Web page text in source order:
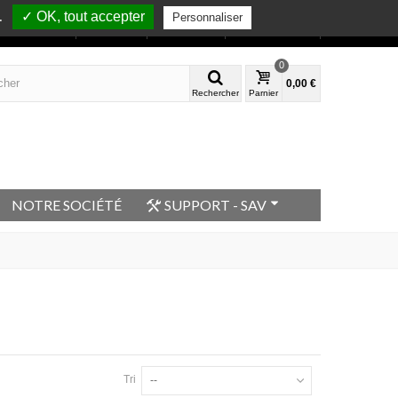
Contactez-nous
Bienvenue Mon compte
Rechercher Parnier
0
0,00 €
NOTRE SOCIÉTÉ SUPPORT - SAV
Tri --
✓ OK, tout accepter Personnaliser